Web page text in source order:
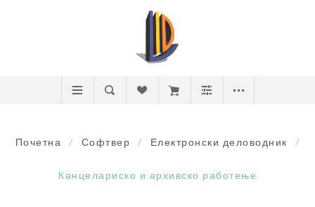
Почетна / Софтвер / Електронски деловодник /
Канцелариско и архивско работење